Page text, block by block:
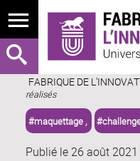
FABRIQUE DE
réalisés
#maquettage ,
Publié le 26 août 2021